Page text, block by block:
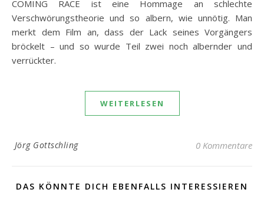
COMING RACE ist eine Hommage an schlechte
Verschwörungstheorie und so albern, wie unnötig. Man
merkt dem Film an, dass der Lack seines Vorgängers
bröckelt – und so wurde Teil zwei noch albernder und
verrückter.
WEITERLESEN
Jörg Gottschling 0 Kommentare
DAS KÖNNTE DICH EBENFALLS INTERESSIEREN